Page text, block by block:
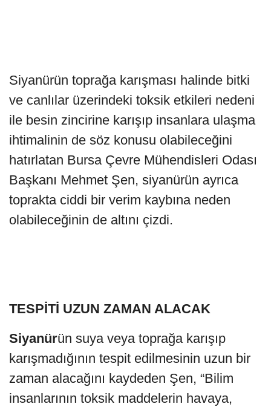
Siyanürün toprağa karışması halinde bitki
ve canlılar üzerindeki toksik etkileri nedeni
ile besin zincirine karışıp insanlara ulaşma
ihtimalinin de söz konusu olabileceğini
hatırlatan Bursa Çevre Mühendisleri Odası
Başkanı Mehmet Şen, siyanürün ayrıca
toprakta ciddi bir verim kaybına neden
olabileceğinin de altını çizdi.
TESPİTİ UZUN ZAMAN ALACAK
Siyanürün suya veya toprağa karışıp
karışmadığının tespit edilmesinin uzun bir
zaman alacağını kaydeden Şen, “Bilim
insanlarının toksik maddelerin havaya,